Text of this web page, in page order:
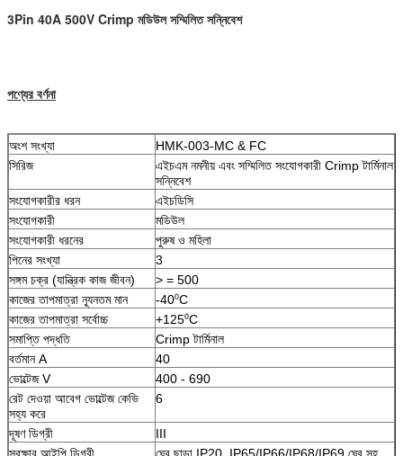
3Pin 40A 500V Crimp মডিউল সম্মিলিত সন্নিবেশ
পণ্যের বর্ণনা
অংশ সংখ্যা
HMK-003-MC & FC
সিরিজ
এইচএম নমনীয় এবং সম্মিলিত সংযোগকারী Crimp টার্মিনাল
সন্নিবেশ
সংযোগকারীর ধরন
এইচডিসি
সংযোগকারী
মডিউল
সংযোগকারী ধরনের
পুরুষ ও মহিলা
পিনের সংখ্যা
3
সঙ্গম চক্র (যান্ত্রিক কাজ জীবন)
> = 500
কাজের তাপমাত্রা ন্যূনতম মান
-40⁰C
কাজের তাপমাত্রা সর্বোচ্চ
+125⁰C
সমাপ্তি পদ্ধতি
Crimp টার্মিনাল
বর্তমান A
40
ভোল্টেজ V
400 - 690
রেট দেওয়া আবেগ ভোল্টেজ কেভি
সহ্য করে
6
দূষণ ডিগ্রী
III